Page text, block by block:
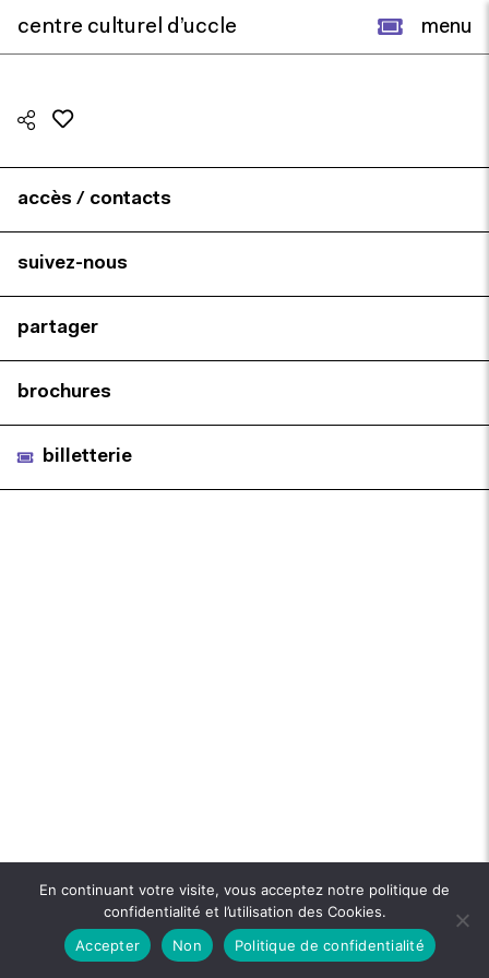
centre culturel d’uccle menu
accès / contacts
suivez-nous
partager
brochures
billetterie
En continuant votre visite, vous acceptez notre politique de
confidentialité et l’utilisation des Cookies.
Accepter
Non Politique de confidentialité